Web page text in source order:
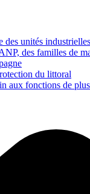
unités
des familles de
du littoral
aux fonctions de